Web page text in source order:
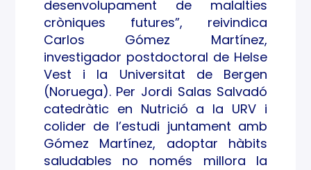
desenvolupament de malalties
cròniques futures”, reivindica
Carlos Gómez Martínez,
investigador postdoctoral de Helse
Vest i la Universitat de Bergen
(Noruega). Per Jordi Salas Salvadó
catedràtic en Nutrició a la URV i
colider de l’estudi juntament amb
Gómez Martínez, adoptar hàbits
saludables no només millora la